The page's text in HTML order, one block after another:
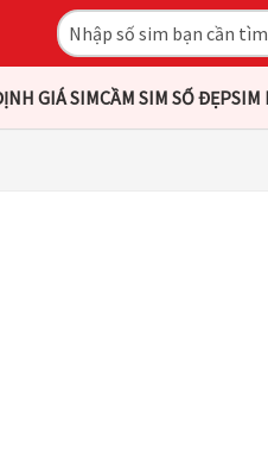
GIÁ SIMCẦM SIM SỐ ĐẸPSIM